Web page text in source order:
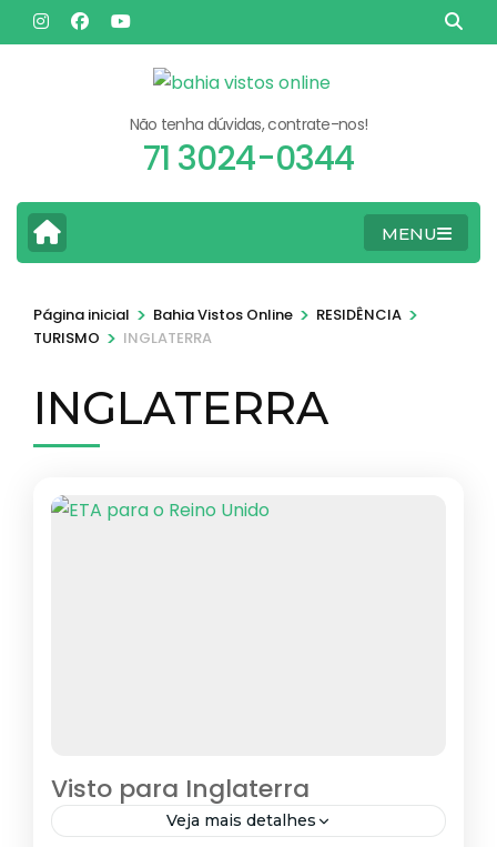
Pular
para
Não tenha dúvidas, contrate-nos!
71 3024-0344
MENU
Página inicial > Bahia Vistos Online > RESIDÊNCIA >
TURISMO > INGLATERRA
INGLATERRA
Visto para Inglaterra
Veja mais detalhes